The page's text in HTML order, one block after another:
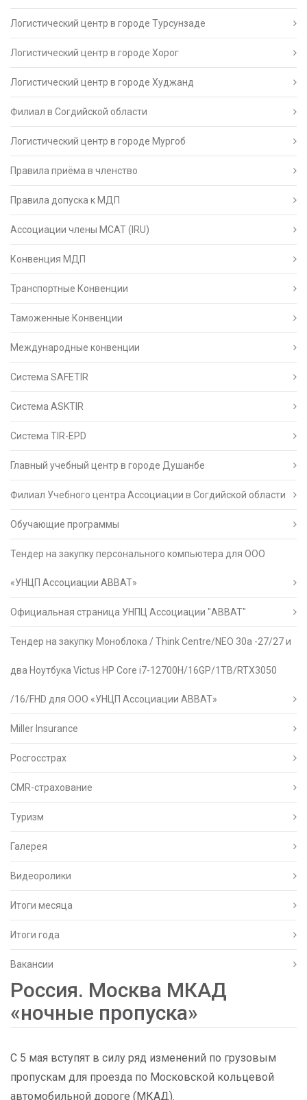
Логистический центр в городе Турсунзаде
Логистический центр в городе Хорог
Логистический центр в городе Худжанд
Филиал в Согдийской области
Логистический центр в городе Мургоб
Правила приёма в членство
Правила допуска к МДП
Ассоциации члены МСАТ (IRU)
Конвенция МДП
Транспортные Конвенции
Таможенные Конвенции
Международные конвенции
Система SAFETIR
Система ASKTIR
Система TIR-EPD
Главный учебный центр в городе Душанбе
Филиал Учебного центра Ассоциации в Согдийской области
Обучающие программы
Тендер на закупку персонального компьютера для ООО
«УНЦП Ассоциации АВВАТ»
Официальная страница УНПЦ Ассоциации "АВВАТ"
Тендер на закупку Моноблока / Think Centre/NEO 30a -27/27 и
два Ноутбука Victus HP Core i7-12700H/16GP/1TB/RTX3050
/16/FHD для ООО «УНЦП Ассоциации АВВАТ»
Miller Insurance
Росгосстрах
CMR-страхование
Туризм
Галерея
Видеоролики
Итоги месяца
Итоги года
Вакансии
Россия. Москва МКАД
«ночные пропуска»
С 5 мая вступят в силу ряд изменений по грузовым
пропускам для проезда по Московской кольцевой
автомобильной дороге (МКАД).